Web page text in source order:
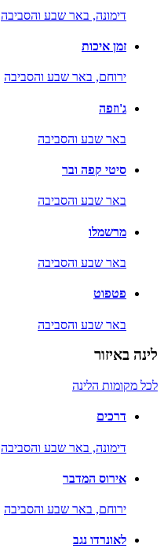
דימונה, באר שבע והסביבה
זמן איכות
ירוחם, באר שבע והסביבה
ג'וזפה
באר שבע והסביבה
סיטי קפה ובר
באר שבע והסביבה
מרשמלו
באר שבע והסביבה
פטפוט
באר שבע והסביבה
לינה באיזור
לכל מקומות הלינה
דרכים
דימונה, באר שבע והסביבה
אירוס המדבר
ירוחם, באר שבע והסביבה
לאונרדו נגב